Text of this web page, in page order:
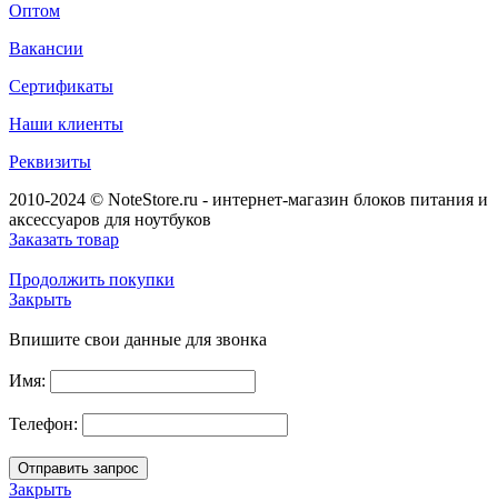
Оптом
Вакансии
Сертификаты
Наши клиенты
Реквизиты
2010-2024 © NoteStore.ru - интернет-магазин блоков питания и
аксессуаров для ноутбуков
Заказать товар
Продолжить покупки
Закрыть
Впишите свои данные для звонка
Имя:
Телефон:
Закрыть